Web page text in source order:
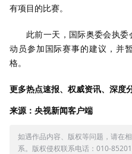
有项目的比赛。
此前一天，国际奥委会执
动员参加国际赛事的建议，并
格。
更多热点速报、权威资讯、深度
来源：央视新闻客户端
如遇作品内容、版权等问题，请在
系。版权侵权联系电话：010-